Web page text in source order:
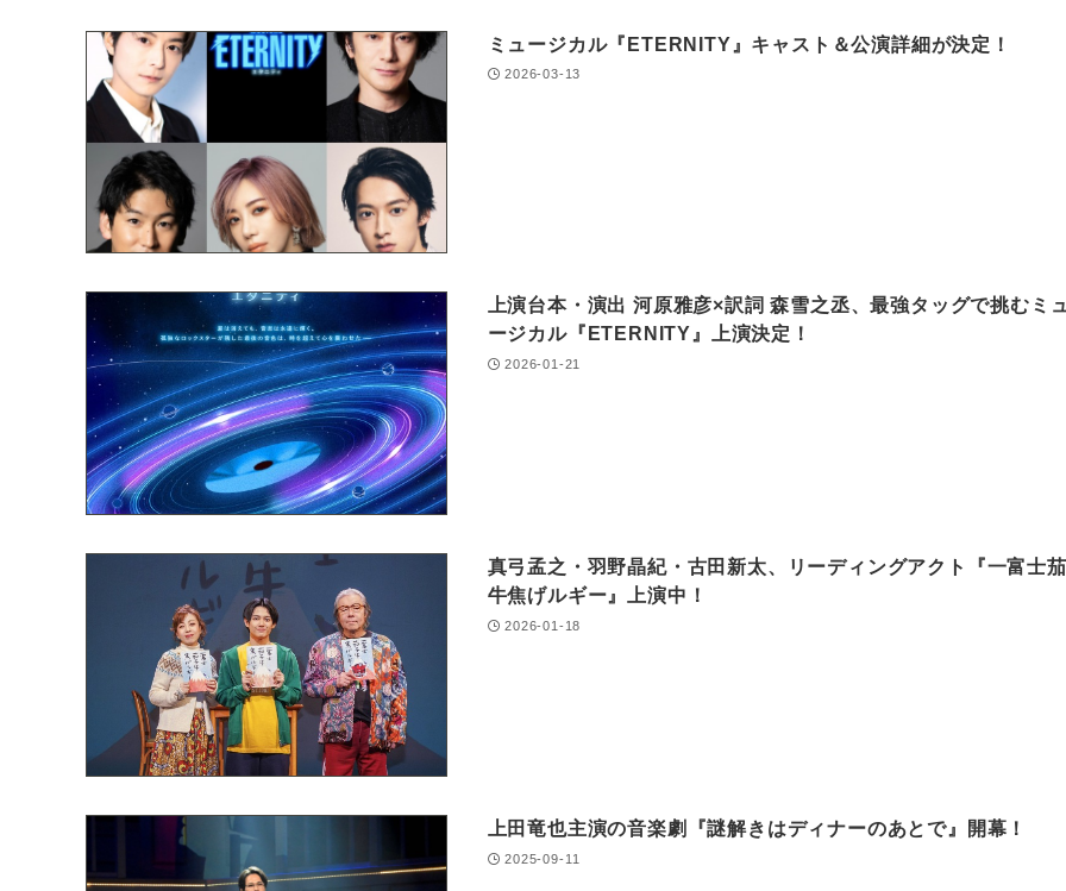
ミュージカル『ETERNITY』キャスト＆公演詳細が決定！
2026-03-13
上演台本・演出 河原雅彦×訳詞 森雪之丞、最強タッグで挑むミ
ージカル『ETERNITY』上演決定！
2026-01-21
真弓孟之・羽野晶紀・古田新太、リーディングアクト『一富士
牛焦げルギー』上演中！
2026-01-18
上田竜也主演の音楽劇『謎解きはディナーのあとで』開幕！
2025-09-11